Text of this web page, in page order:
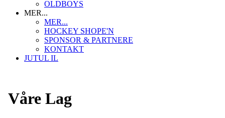
OLDBOYS
MER...
MER...
HOCKEY SHOPE'N
SPONSOR & PARTNERE
KONTAKT
JUTUL IL
Våre Lag